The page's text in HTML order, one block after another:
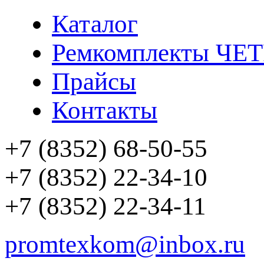
Каталог
Ремкомплекты
Прайсы
Контакты
+7 (8352) 68-50-55
+7 (8352) 22-34-10
+7 (8352) 22-34-11
promtexkom@inbox.ru